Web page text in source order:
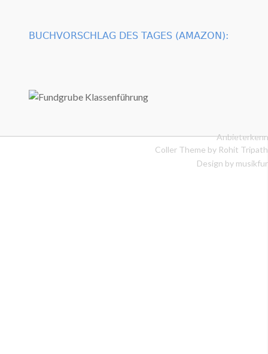
BUCHVORSCHLAG DES TAGES (AMAZON):
Coller Theme by Rohit
Design by